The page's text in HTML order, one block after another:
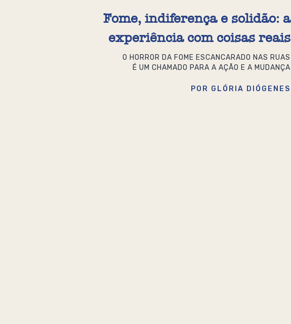
Fome, indiferença e solidão: a
experiência com coisas reais
O HORROR DA FOME ESCANCARADO NAS RUAS
É UM CHAMADO PARA A AÇÃO E A MUDANÇA
POR GLÓRIA DIÓGENES